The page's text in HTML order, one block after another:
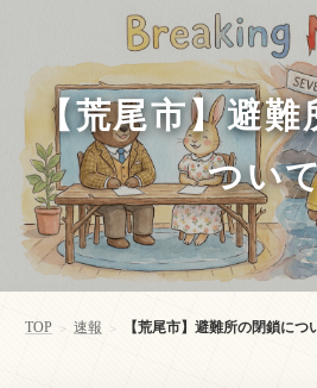
【荒尾市】避
つい
TOP > 速報 > 【荒尾市】避難所の閉鎖につ